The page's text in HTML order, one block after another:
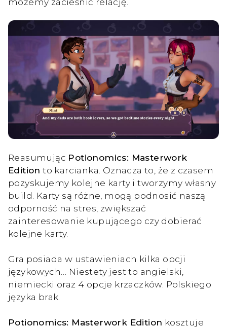
Reasumując Potionomics: Masterwork
Edition to karcianka. Oznacza to, że z czasem
pozyskujemy kolejne karty i tworzymy własny
build. Karty są różne, mogą podnosić naszą
odporność na stres, zwiększać
zainteresowanie kupującego czy dobierać
kolejne karty.
Gra posiada w ustawieniach kilka opcji
językowych… Niestety jest to angielski,
niemiecki oraz 4 opcje krzaczków. Polskiego
języka brak.
Potionomics: Masterwork Edition kosztuje